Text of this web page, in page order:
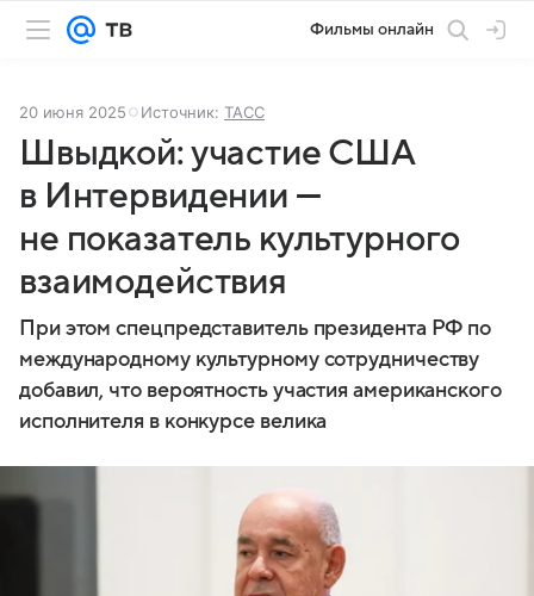
Фильмы онлайн
20 июня 2025 Источник: ТАСС
Швыдкой: участие США
в Интервидении —
не показатель культурного
взаимодействия
При этом спецпредставитель президента РФ по
международному культурному сотрудничеству
добавил, что вероятность участия американского
исполнителя в конкурсе велика